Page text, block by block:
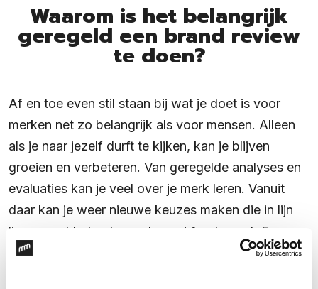
Waarom is het belangrijk
geregeld een brand review
te doen?
Af en toe even stil staan bij wat je doet is voor
merken net zo belangrijk als voor mensen. Alleen
als je naar jezelf durft te kijken, kan je blijven
groeien en verbeteren. Van geregelde analyses en
evaluaties kan je veel over je merk leren. Vanuit
daar kan je weer nieuwe keuzes maken die in lijn
liggen met het gebouwde merkfundament. Even
stilstaan is belangrijk om vervolgens weer vol frisse